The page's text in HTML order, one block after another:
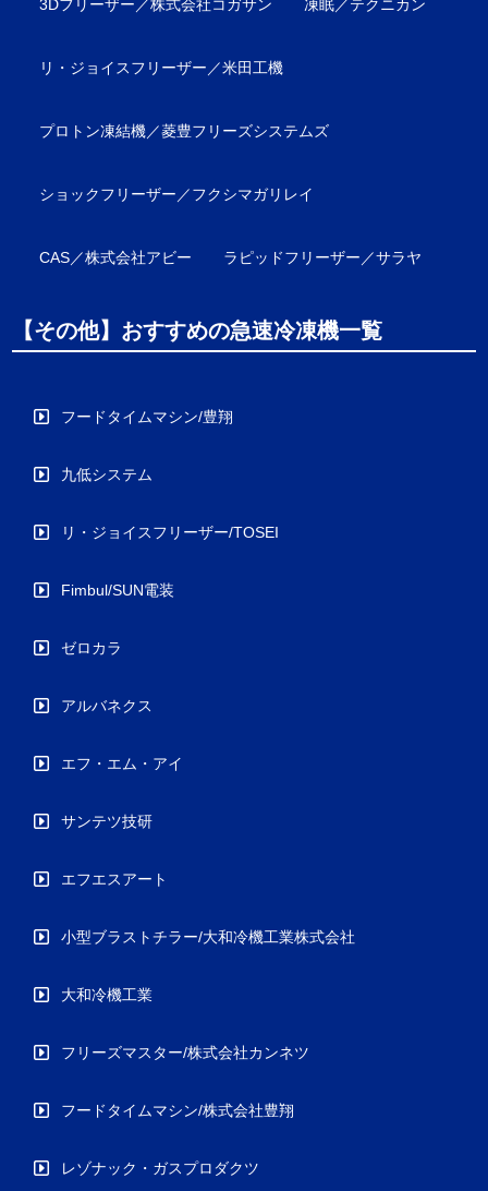
3Dフリーザー／株式会社コガサン 凍眠／テクニカン
リ・ジョイスフリーザー／米田工機
プロトン凍結機／菱豊フリーズシステムズ
ショックフリーザー／フクシマガリレイ
CAS／株式会社アビー ラピッドフリーザー／サラヤ
【その他】おすすめの急速冷凍機一覧
フードタイムマシン/豊翔
九低システム
リ・ジョイスフリーザー/TOSEI
Fimbul/SUN電装
ゼロカラ
アルバネクス
エフ・エム・アイ
サンテツ技研
エフエスアート
小型ブラストチラー/大和冷機工業株式会社
大和冷機工業
フリーズマスター/株式会社カンネツ
フードタイムマシン/株式会社豊翔
レゾナック・ガスプロダクツ